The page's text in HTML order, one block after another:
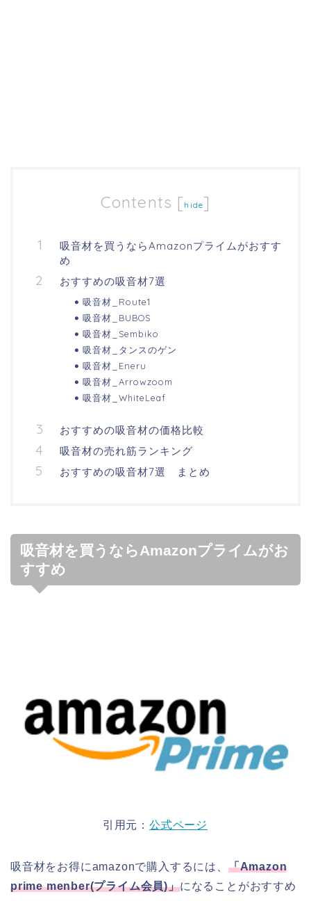
Contents [ hide]
吸音材を買うならAmazonプライムがおすす
め
おすすめの吸音材7選
吸音材_Route1
吸音材_BUBOS
吸音材_Sembiko
吸音材_タンスのゲン
吸音材_Eneru
吸音材_Arrowzoom
吸音材_WhiteLeaf
おすすめの吸音材の価格比較
吸音材の売れ筋ランキング
おすすめの吸音材7選 まとめ
吸音材を買うならAmazonプライムがお
すすめ
引用元：公式ページ
吸音材をお得にamazonで購入するには、 「Amazon
prime menber(プライム会員)」になることがおすすめ